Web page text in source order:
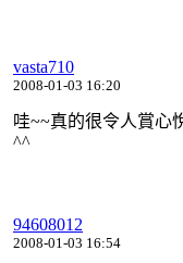
vasta710
2008-01-03 16:20
哇~~真的很令人賞心
^^
94608012
2008-01-03 16:54